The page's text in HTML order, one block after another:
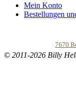
Mein Konto
Bestellungen
7670
© 2011-2026 Billy